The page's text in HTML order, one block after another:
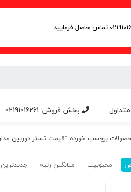
بخش فروش: 02191016261
برچسب خورده “قیمت تستر دوربین
محبوبیت میانگین رتبه جدیدترین